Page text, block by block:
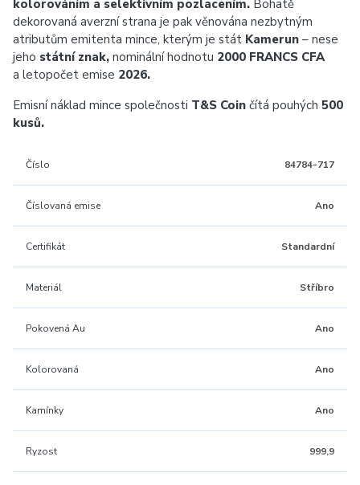
kolorováním a selektivním pozlacením. Bohatě
dekorovaná averzní strana je pak věnována nezbytným
atributům emitenta mince, kterým je stát Kamerun – nese
jeho státní znak, nominální hodnotu 2000 FRANCS CFA
a letopočet emise 2026.
Emisní náklad mince společnosti T&S Coin čítá pouhých 500
kusů.
Číslo 84784-717
Číslovaná emise Ano
Certifikát Standardní
Materiál Stříbro
Pokovená Au Ano
Kolorovaná Ano
Kamínky Ano
Ryzost 999,9